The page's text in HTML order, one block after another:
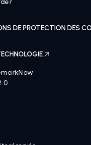
DE PROTECTION DES